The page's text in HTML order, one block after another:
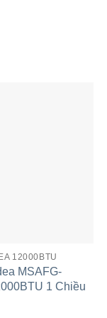
12000BTU
MSAFG-
1 Chiều